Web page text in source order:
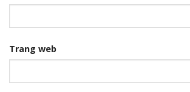
Trang web